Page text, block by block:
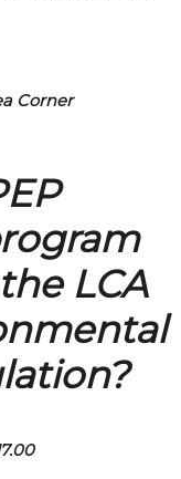
Corner
LCA